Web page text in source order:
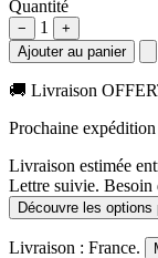
Quantité
− 1
+
Ajouter au panier
🚚 Livraison
Prochaine
Livraison estimée
Lettre suivie. Besoin
Découvre les options
Livraison : France.